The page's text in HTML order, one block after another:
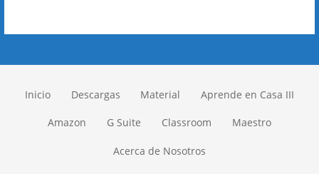
Inicio Descargas Material Aprende en Casa III
Amazon G Suite Classroom Maestro
Acerca de Nosotros